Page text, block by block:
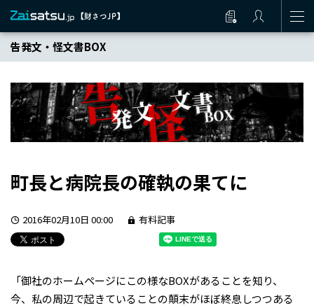
告発文・怪文書BOX
町長と病院長の確執の果てに
2016年02月10日 00:00 有料記事
「御社のホームページにこの様なBOXがあることを知り、
今、私の周辺で起きていることの顛末がほぼ終息しつつある